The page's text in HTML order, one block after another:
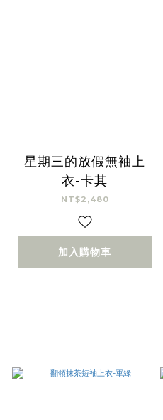
星期三的放假無袖上
衣-卡其
NT$2,480
加入購物車